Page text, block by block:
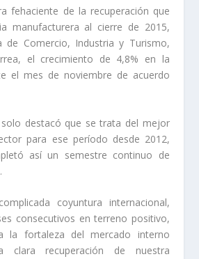
fehaciente de la recuperación que
manufacturera al cierre de 2015,
de Comercio, Industria y Turismo,
el crecimiento de 4,8% en la
el mes de noviembre de acuerdo
destacó que se trata del mejor
para ese período desde 2012,
así un semestre continuo de
coyuntura internacional,
consecutivos en terreno positivo,
la fortaleza del mercado interno
clara recuperación de nuestra